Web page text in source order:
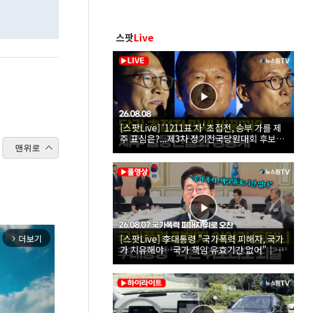
맨위로
arrow_forward_ios 더보기
스팟Live
[스팟Live] ‘1211표 차’ 초접전, 승부 가를 제
주 표심은?...제3차 정기전국당원대회 후보자
제주 합동연설회 생중계 | 26.08.08
[스팟Live] 李대통령 "국가폭력 피해자, 국가
가 치유해야…국가 책임 유효기간 없어"｜
26.08.07 국가폭력 피해자 위로 오찬